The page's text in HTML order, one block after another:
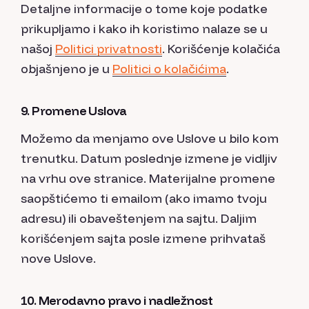
Detaljne informacije o tome koje podatke
prikupljamo i kako ih koristimo nalaze se u
našoj Politici privatnosti. Korišćenje kolačića
objašnjeno je u Politici o kolačićima.
9. Promene Uslova
Možemo da menjamo ove Uslove u bilo kom
trenutku. Datum poslednje izmene je vidljiv
na vrhu ove stranice. Materijalne promene
saopštićemo ti emailom (ako imamo tvoju
adresu) ili obaveštenjem na sajtu. Daljim
korišćenjem sajta posle izmene prihvataš
nove Uslove.
10. Merodavno pravo i nadležnost